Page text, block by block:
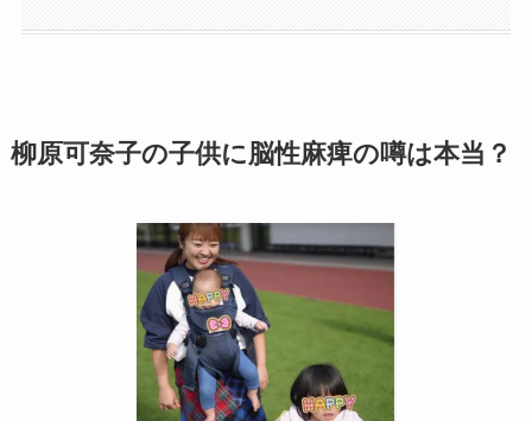
柳原可奈子の子供に脳性麻痺の噂は本当？